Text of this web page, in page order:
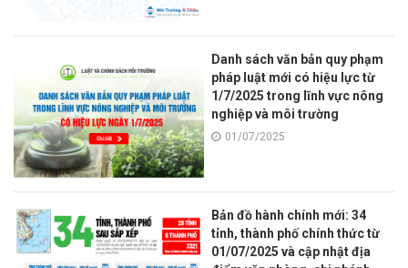
Danh sách văn bản quy phạm
pháp luật mới có hiệu lực từ
1/7/2025 trong lĩnh vực nông
nghiệp và môi trường
01/07/2025
Bản đồ hành chính mới: 34
tỉnh, thành phố chính thức từ
01/07/2025 và cập nhật địa